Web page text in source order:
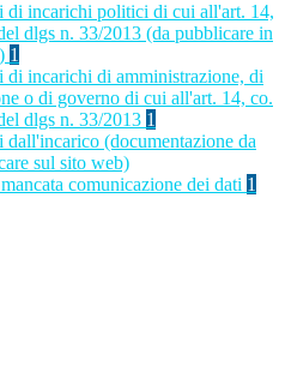
di incarichi politici di cui all'art. 14,
dlgs n. 33/2013 (da pubblicare in
1
di incarichi di amministrazione, di
o di governo di cui all'art. 14, co.
dlgs n. 33/2013 1
dall'incarico (documentazione da
sul sito web)
comunicazione dei dati 1